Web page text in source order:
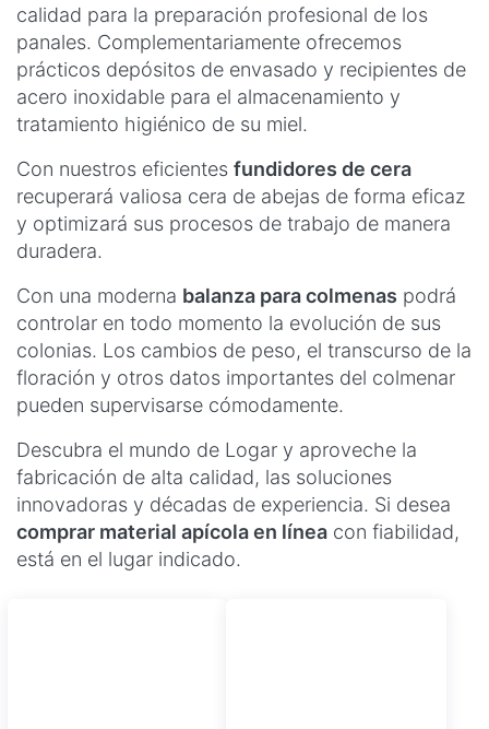
calidad para la preparación profesional de los
panales. Complementariamente ofrecemos
prácticos depósitos de envasado y recipientes de
acero inoxidable para el almacenamiento y
tratamiento higiénico de su miel.
Con nuestros eficientes fundidores de cera
recuperará valiosa cera de abejas de forma eficaz
y optimizará sus procesos de trabajo de manera
duradera.
Con una moderna balanza para colmenas podrá
controlar en todo momento la evolución de sus
colonias. Los cambios de peso, el transcurso de la
floración y otros datos importantes del colmenar
pueden supervisarse cómodamente.
Descubra el mundo de Logar y aproveche la
fabricación de alta calidad, las soluciones
innovadoras y décadas de experiencia. Si desea
comprar material apícola en línea con fiabilidad,
está en el lugar indicado.